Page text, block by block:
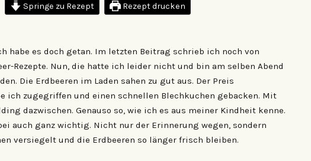
Springe zu Rezept Rezept drucken
habe es doch getan. Im letzten Beitrag schrieb ich noch von
Rezepte. Nun, die hatte ich leider nicht und bin am selben Abend
Die Erdbeeren im Laden sahen zu gut aus. Der Preis
ich zugegriffen und einen schnellen Blechkuchen gebacken. Mit
dazwischen. Genauso so, wie ich es aus meiner Kindheit kenne.
auch ganz wichtig. Nicht nur der Erinnerung wegen, sondern
versiegelt und die Erdbeeren so länger frisch bleiben.